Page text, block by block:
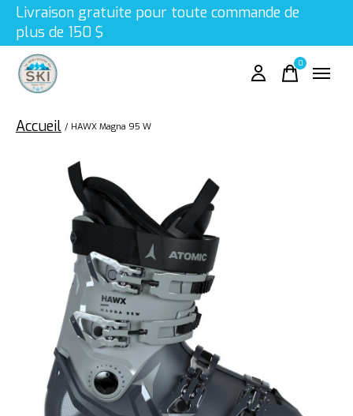
Livraison gratuite pour toute commande de
plus de 150 $
0items
Accueil / HAWX Magna 95 W
Slideshow Items